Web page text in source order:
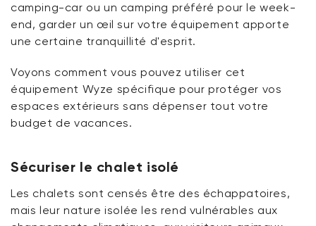
camping-car ou un camping préféré pour le week-
end, garder un œil sur votre équipement apporte
une certaine tranquillité d'esprit.
Voyons comment vous pouvez utiliser cet
équipement Wyze spécifique pour protéger vos
espaces extérieurs sans dépenser tout votre
budget de vacances.
Sécuriser le chalet isolé
Les chalets sont censés être des échappatoires,
mais leur nature isolée les rend vulnérables aux